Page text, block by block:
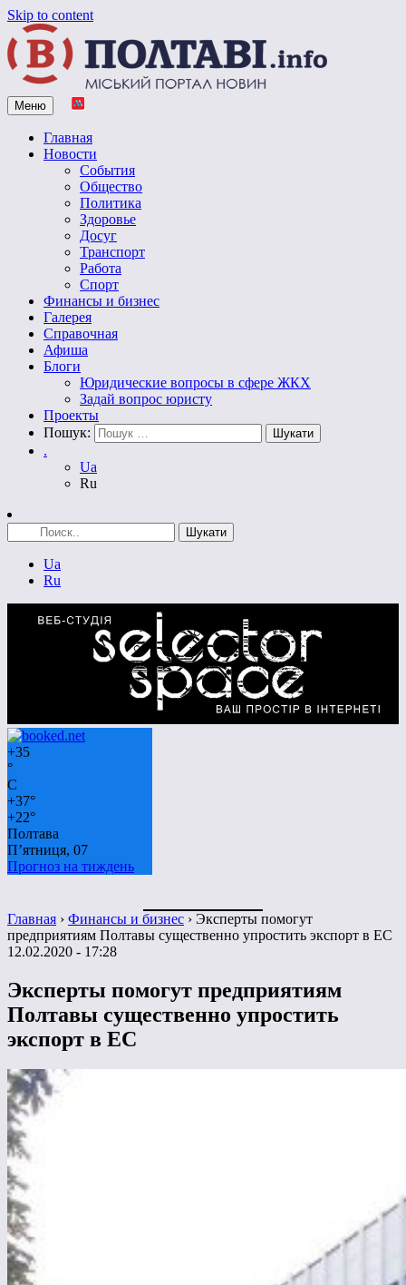
Skip to content
Vpoltave.info
Полтавский портал новостей
Меню
Главная
Новости
События
Общество
Политика
Здоровье
Досуг
Транспорт
Работа
Спорт
Финансы и бизнес
Галерея
Справочная
Афиша
Блоги
Юридические вопросы в сфере ЖКХ
Задай вопрос юристу
Проекты
Пошук:
.
Ua
Ru
Ua
Ru
+35
°
C
+37°
+22°
Полтава
П’ятниця, 07
Прогноз на тиждень
Главная › Финансы и бизнес › Эксперты помогут
предприятиям Полтавы существенно упростить экспорт в ЕС
12.02.2020 - 17:28
Эксперты помогут предприятиям
Полтавы существенно упростить
экспорт в ЕС